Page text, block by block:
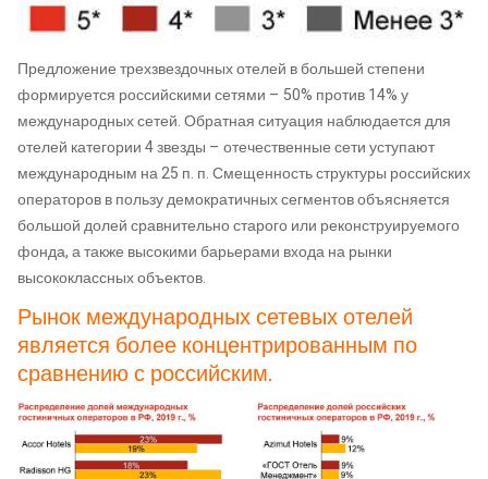
Предложение трехзвездочных отелей в большей степени
формируется российскими сетями – 50% против 14% у
международных сетей. Обратная ситуация наблюдается для
отелей категории 4 звезды – отечественные сети уступают
международным на 25 п. п. Смещенность структуры российских
операторов в пользу демократичных сегментов объясняется
большой долей сравнительно старого или реконструируемого
фонда, а также высокими барьерами входа на рынки
высококлассных объектов.
Рынок международных сетевых отелей
является более концентрированным по
сравнению с российским.